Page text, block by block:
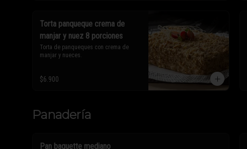
Torta panqueque crema de
manjar y nuez 8 porciones
Torta de panqueques con crema de
manjar y nueces.
$6.900
Panadería
Pan baguette mediano